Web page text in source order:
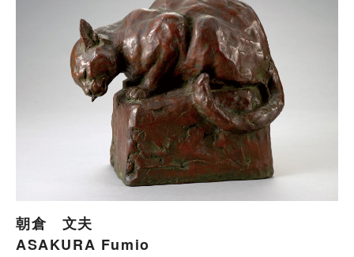
朝倉 文夫
ASAKURA Fumio